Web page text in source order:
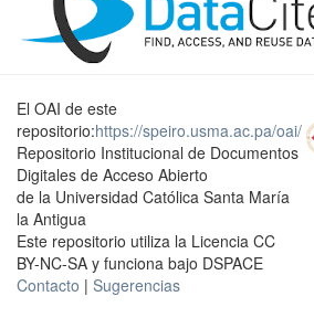
El OAI de este
repositorio:https://speiro.usma.ac.pa/oai/
Repositorio Institucional de Documentos
Digitales de Acceso Abierto
de la Universidad Católica Santa María
la Antigua
Este repositorio utiliza la Licencia CC
BY-NC-SA y funciona bajo DSPACE
Contacto | Sugerencias